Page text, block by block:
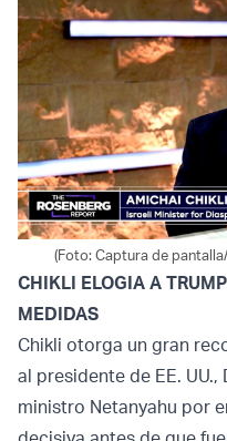
(Foto: Captura de
CHIKLI ELOGIA A
MEDIDAS
Chikli otorga un gran
al presidente de EE.
ministro Netanyahu por